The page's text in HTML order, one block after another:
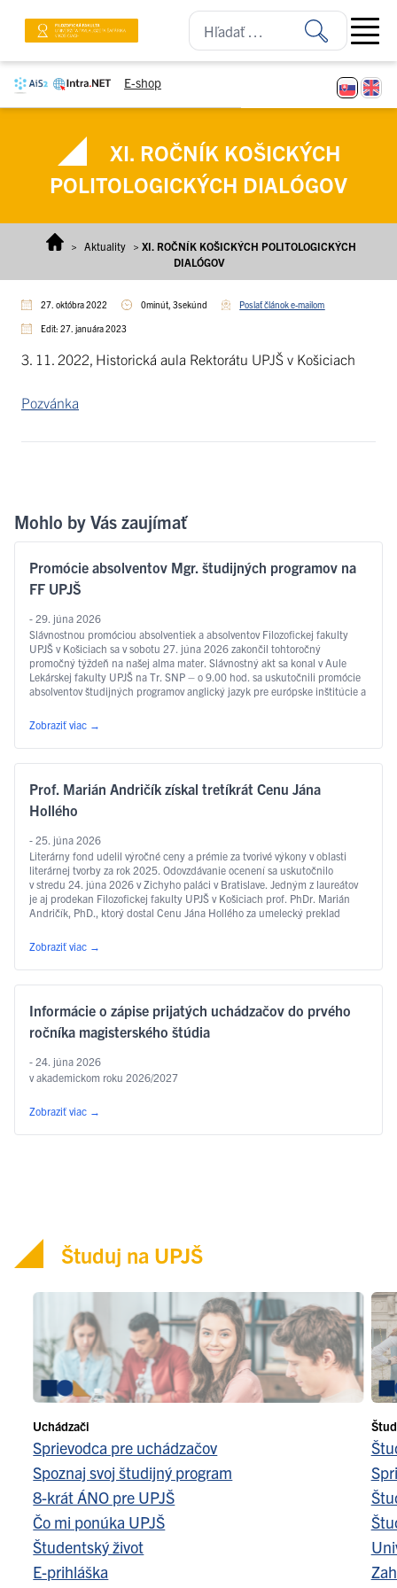
E-shop
Open
XI. ROČNÍK KOŠICKÝCH
POLITOLOGICKÝCH DIALÓGOV
> Aktuality > XI. ROČNÍK KOŠICKÝCH POLITOLOGICKÝCH
DIALÓGOV
27. októbra 2022 0minút, 3sekúnd Poslať článok e-mailom
Edit: 27. januára 2023
3. 11. 2022, Historická aula Rektorátu UPJŠ v Košiciach
Pozvánka
Mohlo by Vás zaujímať
Promócie absolventov Mgr. študijných programov na
FF UPJŠ
- 29. júna 2026
Slávnostnou promóciou absolventiek a absolventov Filozofickej fakulty
UPJŠ v Košiciach sa v sobotu 27. júna 2026 zakončil tohtoročný
promočný týždeň na našej alma mater. Slávnostný akt sa konal v Aule
Lekárskej fakulty UPJŠ na Tr. SNP – o 9.00 hod. sa uskutočnili promócie
absolventov študijných programov anglický jazyk pre európske inštitúcie a
Čítať ďalej
Zobraziť viac →
Prof. Marián Andričík získal tretíkrát Cenu Jána
Hollého
- 25. júna 2026
Literárny fond udelil výročné ceny a prémie za tvorivé výkony v oblasti
literárnej tvorby za rok 2025. Odovzdávanie ocenení sa uskutočnilo
v stredu 24. júna 2026 v Zichyho paláci v Bratislave. Jedným z laureátov
je aj prodekan Filozofickej fakulty UPJŠ v Košiciach prof. PhDr. Marián
Andričík, PhD., ktorý dostal Cenu Jána Hollého za umelecký preklad
Zobraziť viac
→
Informácie o zápise prijatých uchádzačov do prvého
ročníka magisterského štúdia
- 24. júna 2026
v akademickom roku 2026/2027
Zobraziť viac →
Študuj na UPJŠ
Uchádzači
Sprievodca pre uchádzačov
Spoznaj svoj študijný program
8-krát ÁNO pre UPJŠ
Čo mi ponúka UPJŠ
Študentský život
E-prihláška